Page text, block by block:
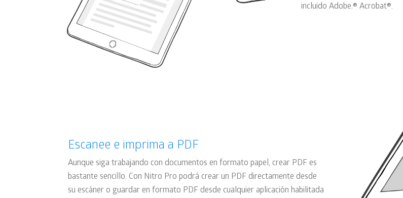
incluido Adobe.® Acrobat®.
Escanee e imprima a PDF
Aunque siga trabajando con documentos en formato papel, crear PDF es
bastante sencillo. Con Nitro Pro podrá crear un PDF directamente desde
su escáner o guardar en formato PDF desde cualquier aplicación habilitada